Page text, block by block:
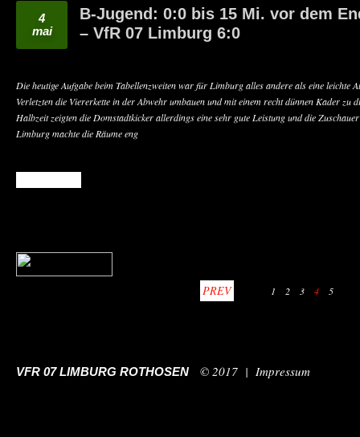
4
mai
B-Jugend: 0:0 bis 15 Mi. vor dem
– VfR 07 Limburg 6:0
Die heutige Aufgabe beim Tabellenzweiten war für Limburg alles andere als eine leichte
Verletzten die Viererkette in der Abwehr umbauen und mit einem recht dünnen Kader zu
Halbzeit zeigten die Domstadtkicker allerdings eine sehr gute Leistung und die
Limburg machte die Räume eng
PREV 1 2 3 4 5
VFR 07 LIMBURG ROTHOSEN © 2017 | Impressum